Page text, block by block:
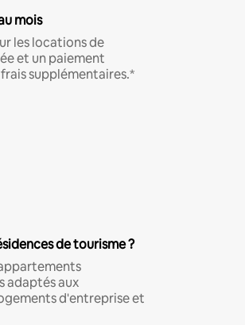
mois
les locations de
et un paiement
supplémentaires.*
de tourisme ?
adaptés aux
d'entreprise et